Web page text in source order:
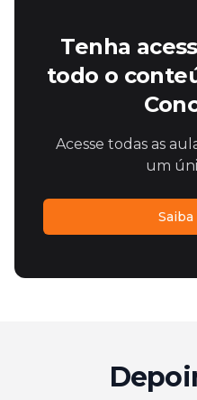
Tenha
todo o
Acesse todas as
um
Saiba